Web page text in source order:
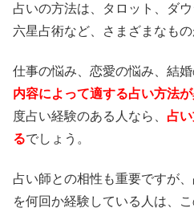
占いの方法は、タロット、ダ
六星占術など、さまざまなもの
仕事の悩み、恋愛の悩み、結婚
内容によって適する占い方法
度占い経験のある人なら、 占
るでしょう。
占い師との相性も重要ですが
を何回か経験している人は、